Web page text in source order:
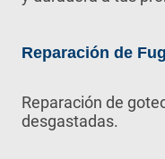
Reparación de
Reparación de
desgastadas.